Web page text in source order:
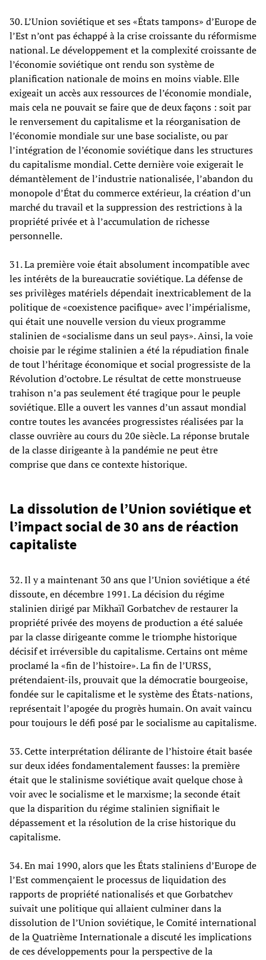
30. L’Union soviétique et ses «États tampons» d’Europe de
l’Est n’ont pas échappé à la crise croissante du réformisme
national. Le développement et la complexité croissante de
l’économie soviétique ont rendu son système de
planification nationale de moins en moins viable. Elle
exigeait un accès aux ressources de l’économie mondiale,
mais cela ne pouvait se faire que de deux façons : soit par
le renversement du capitalisme et la réorganisation de
l’économie mondiale sur une base socialiste, ou par
l’intégration de l’économie soviétique dans les structures
du capitalisme mondial. Cette dernière voie exigerait le
démantèlement de l’industrie nationalisée, l’abandon du
monopole d’État du commerce extérieur, la création d’un
marché du travail et la suppression des restrictions à la
propriété privée et à l’accumulation de richesse
personnelle.
31. La première voie était absolument incompatible avec
les intérêts de la bureaucratie soviétique. La défense de
ses privilèges matériels dépendait inextricablement de la
politique de «coexistence pacifique» avec l’impérialisme,
qui était une nouvelle version du vieux programme
stalinien de «socialisme dans un seul pays». Ainsi, la voie
choisie par le régime stalinien a été la répudiation finale
de tout l’héritage économique et social progressiste de la
Révolution d’octobre. Le résultat de cette monstrueuse
trahison n’a pas seulement été tragique pour le peuple
soviétique. Elle a ouvert les vannes d’un assaut mondial
contre toutes les avancées progressistes réalisées par la
classe ouvrière au cours du 20e siècle. La réponse brutale
de la classe dirigeante à la pandémie ne peut être
comprise que dans ce contexte historique.
La dissolution de l’Union soviétique et
l’impact social de 30 ans de réaction
capitaliste
32. Il y a maintenant 30 ans que l’Union soviétique a été
dissoute, en décembre 1991. La décision du régime
stalinien dirigé par Mikhaïl Gorbatchev de restaurer la
propriété privée des moyens de production a été saluée
par la classe dirigeante comme le triomphe historique
décisif et irréversible du capitalisme. Certains ont même
proclamé la «fin de l’histoire». La fin de l’URSS,
prétendaient-ils, prouvait que la démocratie bourgeoise,
fondée sur le capitalisme et le système des États-nations,
représentait l’apogée du progrès humain. On avait vaincu
pour toujours le défi posé par le socialisme au capitalisme.
33. Cette interprétation délirante de l’histoire était basée
sur deux idées fondamentalement fausses: la première
était que le stalinisme soviétique avait quelque chose à
voir avec le socialisme et le marxisme; la seconde était
que la disparition du régime stalinien signifiait le
dépassement et la résolution de la crise historique du
capitalisme.
34. En mai 1990, alors que les États staliniens d’Europe de
l’Est commençaient le processus de liquidation des
rapports de propriété nationalisés et que Gorbatchev
suivait une politique qui allaient culminer dans la
dissolution de l’Union soviétique, le Comité international
de la Quatrième Internationale a discuté les implications
de ces développements pour la perspective de la